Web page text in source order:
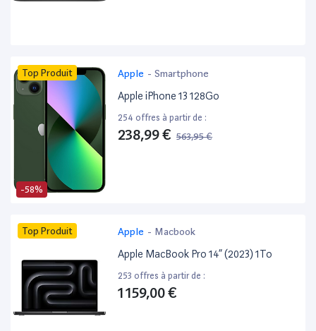
-58%
Top Produit Apple - Smartphone
Apple iPhone 13 128Go
254 offres à partir de :
238,99 € 563,95 €
Top Produit Apple - Macbook
Apple MacBook Pro 14” (2023) 1To
253 offres à partir de :
1 159,00 €